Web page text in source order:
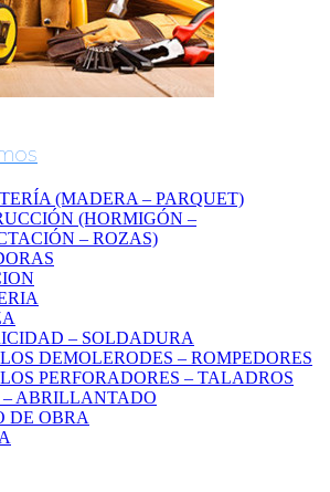
(MADERA – PARQUET)
(HORMIGÓN –
– ROZAS)
– SOLDADURA
DEMOLERODES – ROMPEDORES
PERFORADORES – TALADROS
ABRILLANTADO
DE OBRA